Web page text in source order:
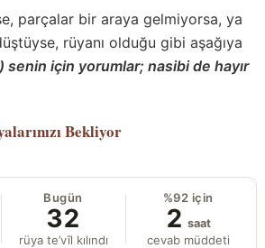
parçalar bir araya gelmiyorsa, ya
rüyanı olduğu gibi aşağıya
senin için yorumlar; nasibi de hayır
Bekliyor
Bugün
32
rüya te’vîl kılındı
%92 için
2 saat
cevab müddeti